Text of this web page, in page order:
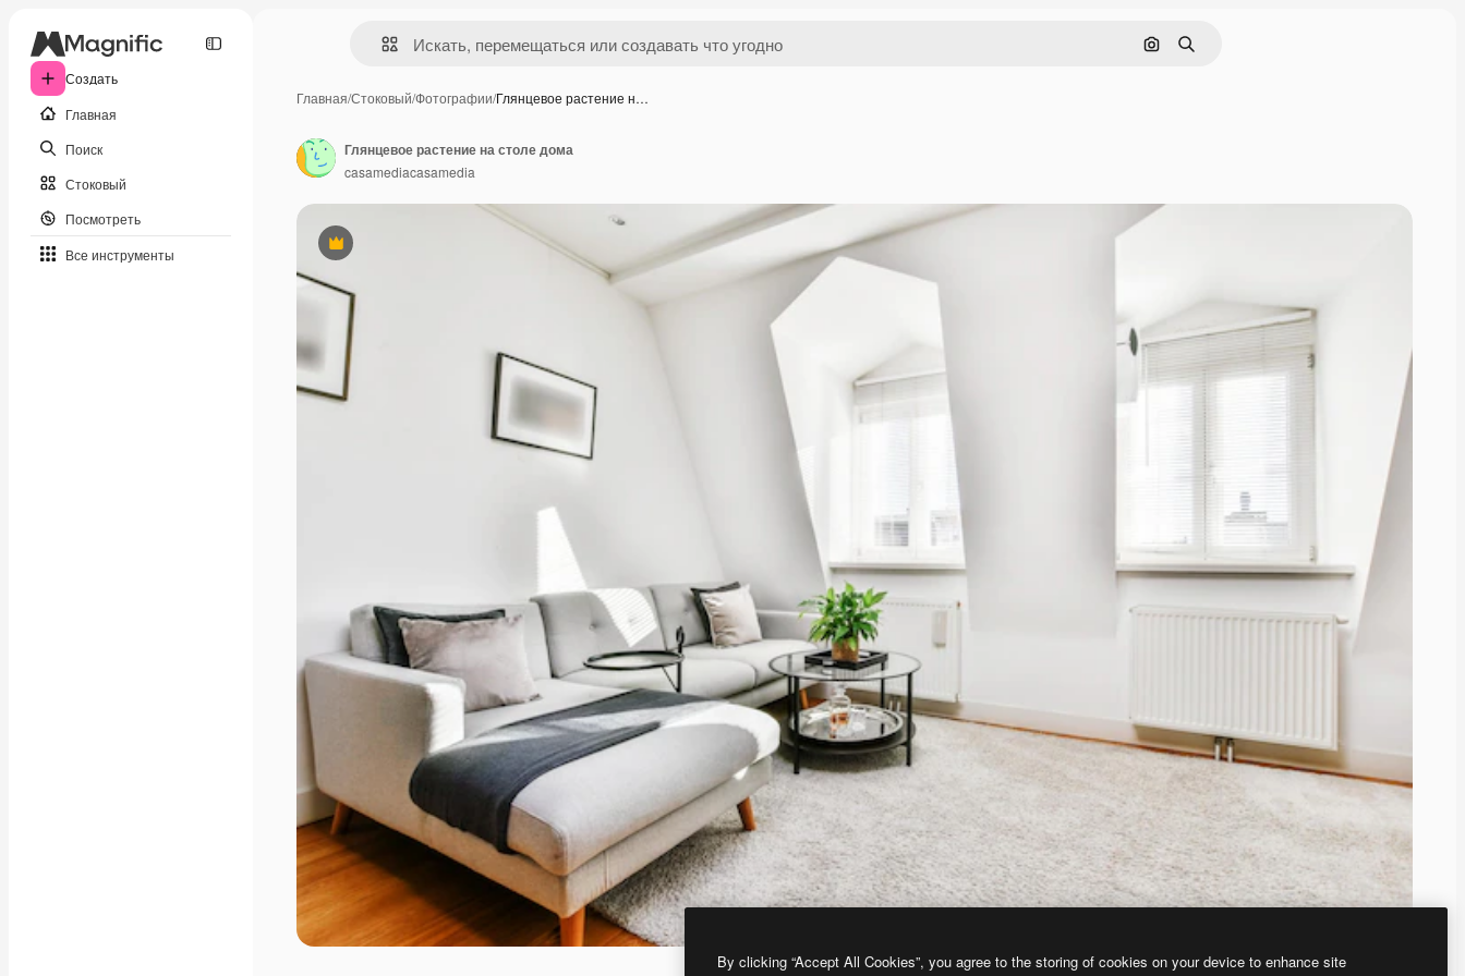
Создать
Главная
Поиск
Стоковый
Посмотреть
Все инструменты
Поиск по изображению
Поиск
Главная/Стоковый/Фотографии/Глянцевое растение н…
Премиум
Глянцевое растение на столе дома
casamediacasamedia
By clicking “Accept All Cookies”, you agree to the storing of cookies on your device to enhance site